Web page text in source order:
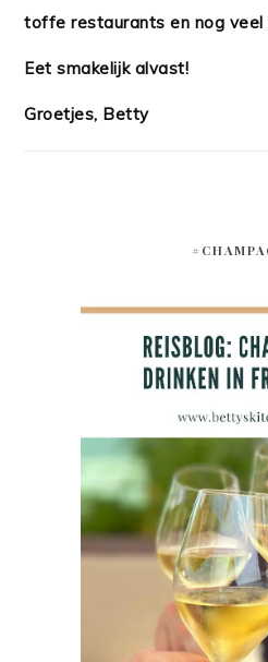
toffe restaurants en nog veel
Eet smakelijk alvast!
Groetjes, Betty